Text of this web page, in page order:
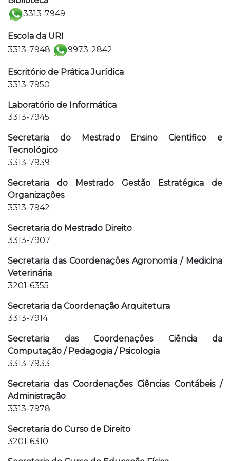
3313-7949
Escola da URI
3313-7948
9973-2842
Escritório de Prática Jurídica
3313-7950
Laboratório de Informática
3313-7945
Secretaria do Mestrado Ensino Cientifico e
Tecnológico
3313-7939
Secretaria do Mestrado Gestão Estratégica de
Organizações
3313-7942
Secretaria do Mestrado Direito
3313-7907
Secretaria das Coordenações Agronomia / Medicina
Veterinária
3201-6355
Secretaria da Coordenação Arquitetura
3313-7914
Secretaria das Coordenações Ciência da
Computação / Pedagogia / Psicologia
3313-7933
Secretaria das Coordenações Ciências Contábeis /
Administração
3313-7978
Secretaria do Curso de Direito
3201-6310